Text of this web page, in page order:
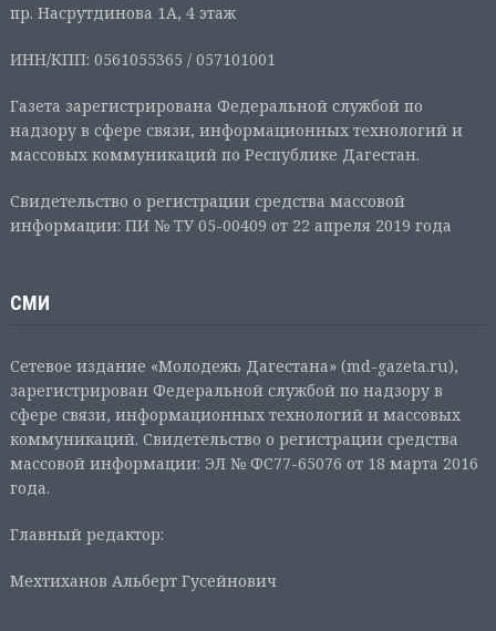
пр. Насрутдинова 1А, 4 этаж
ИНН/КПП: 0561055365 / 057101001
Газета зарегистрирована Федеральной службой по
надзору в сфере связи, информационных технологий и
массовых коммуникаций по Республике Дагестан.
Свидетельство о регистрации средства массовой
информации: ПИ № ТУ 05-00409 от 22 апреля 2019 года
СМИ
Сетевое издание «Молодежь Дагестана» (md-gazeta.ru),
зарегистрирован Федеральной службой по надзору в
сфере связи, информационных технологий и массовых
коммуникаций. Свидетельство о регистрации средства
массовой информации: ЭЛ № ФС77-65076 от 18 марта 2016
года.
Главный редактор:
Мехтиханов Альберт Гусейнович